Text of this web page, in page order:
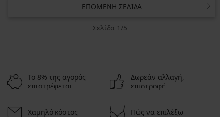
ΕΠΌΜΕΝΗ ΣΕΛΊΔΑ
Σελίδα 1/5
Το 8% της αγοράς
επιστρέφεται
Δωρεάν αλλαγή,
επιστροφή
Χαμηλό κόστος Πώς να επιλέξω